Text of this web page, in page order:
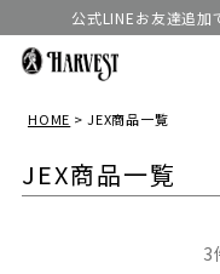
公式LINEお友達追加
HOME JEX商品一覧
JEX商品一覧
3